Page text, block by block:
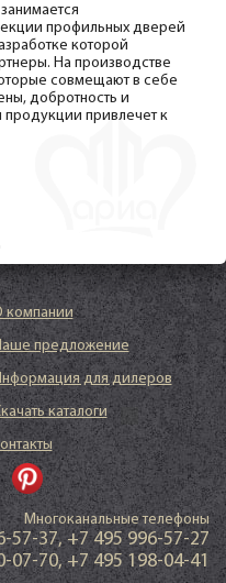
профильных дверей
которой
На производстве
совмещают в себе
добротность и
привлечет к
компании
предложение
для дилеров
каталоги
Многоканальные телефоны
57-37,+7 495 996-57-27
07-70,+7 495 198-04-41